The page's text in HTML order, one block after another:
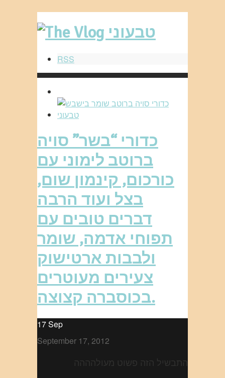
RSS
כדורי “בשר” סויה
ברוטב לימוני עם
כורכום, קינמון שום,
בצל ועוד הרבה
דברים טובים עם
תפוחי אדמה, שומר
ולבבות ארטישוק
צעירים מעוטרים
בכוסברה קצוצה.
17Sep
September 17, 2012
התבשיל הזה פשוט מעולהההה